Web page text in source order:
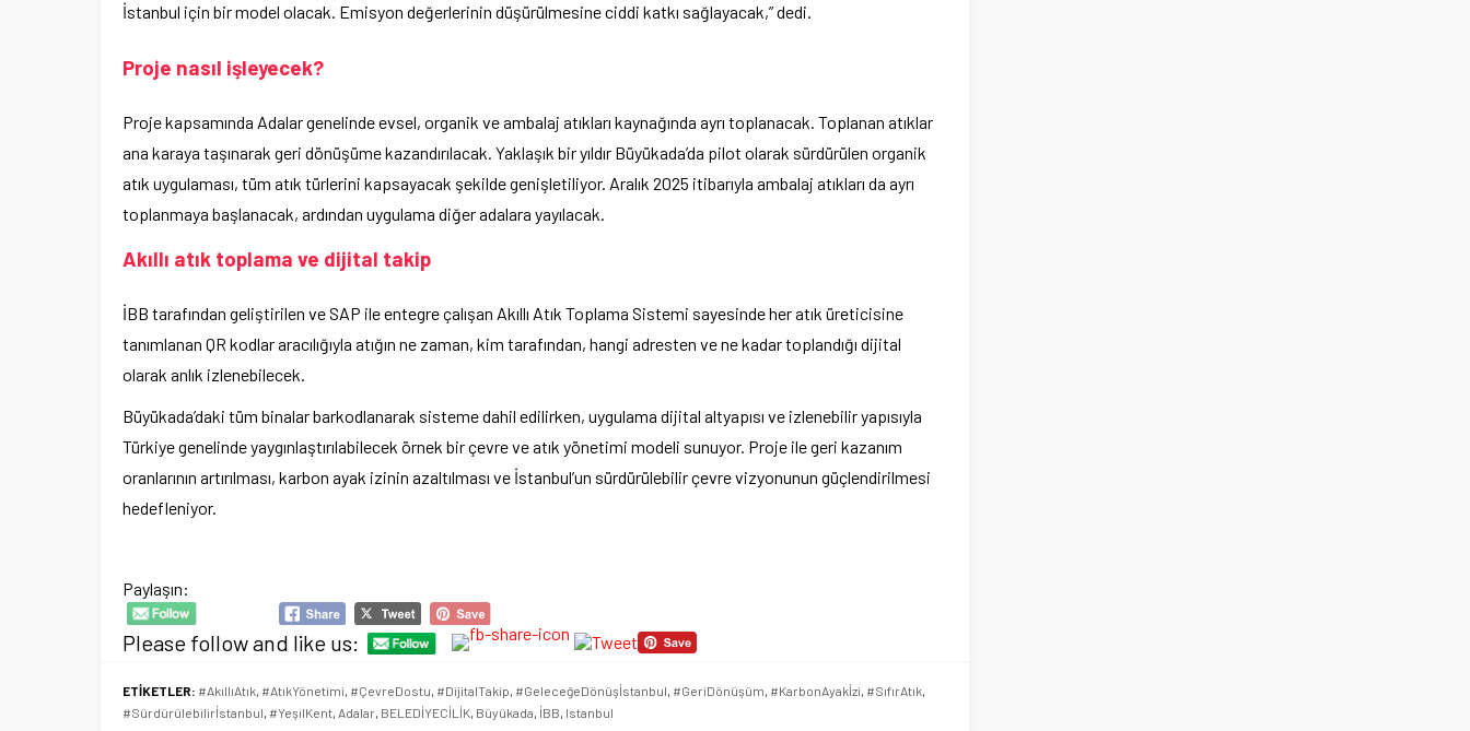
İstanbul için bir model olacak. Emisyon değerlerinin düşürülmesine ciddi katkı sağlayacak,” dedi.
Proje nasıl işleyecek?
Proje kapsamında Adalar genelinde evsel, organik ve ambalaj atıkları kaynağında ayrı toplanacak. Toplanan atıklar
ana karaya taşınarak geri dönüşüme kazandırılacak. Yaklaşık bir yıldır Büyükada’da pilot olarak sürdürülen organik
atık uygulaması, tüm atık türlerini kapsayacak şekilde genişletiliyor. Aralık 2025 itibarıyla ambalaj atıkları da ayrı
toplanmaya başlanacak, ardından uygulama diğer adalara yayılacak.
Akıllı atık toplama ve dijital takip
İBB tarafından geliştirilen ve SAP ile entegre çalışan Akıllı Atık Toplama Sistemi sayesinde her atık üreticisine
tanımlanan QR kodlar aracılığıyla atığın ne zaman, kim tarafından, hangi adresten ve ne kadar toplandığı dijital
olarak anlık izlenebilecek.
Büyükada’daki tüm binalar barkodlanarak sisteme dahil edilirken, uygulama dijital altyapısı ve izlenebilir yapısıyla
Türkiye genelinde yaygınlaştırılabilecek örnek bir çevre ve atık yönetimi modeli sunuyor. Proje ile geri kazanım
oranlarının artırılması, karbon ayak izinin azaltılması ve İstanbul’un sürdürülebilir çevre vizyonunun güçlendirilmesi
hedefleniyor.
Paylaşın:
Please follow and like us:
ETİKETLER: #AkıllıAtık #AtıkYönetimi #ÇevreDostu #DijitalTakip #GeleceğeDönüşİstanbul #GeriDönüşüm #KarbonAyakİzi #SıfırAtık
#Sürdürülebilirİstanbul #YeşilKent Adalar BELEDİYECİLİK Büyükada İBB Istanbul